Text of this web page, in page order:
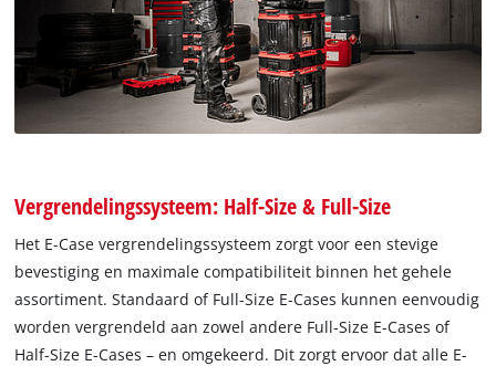
Vergrendelingssysteem: Half-Size & Full-Size
Het E-Case vergrendelingssysteem zorgt voor een stevige
bevestiging en maximale compatibiliteit binnen het gehele
assortiment. Standaard of Full-Size E-Cases kunnen eenvoudig
worden vergrendeld aan zowel andere Full-Size E-Cases of
Half-Size E-Cases – en omgekeerd. Dit zorgt ervoor dat alle E-